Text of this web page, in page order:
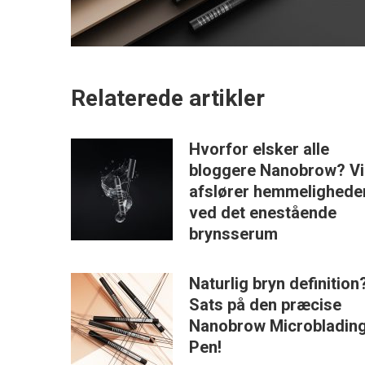
Relaterede artikler
Hvorfor elsker alle
bloggere Nanobrow? Vi
afslører
ved det enestående
brynsserum
Naturlig bryn
Sats på den præcise
Nanobrow
Pen!